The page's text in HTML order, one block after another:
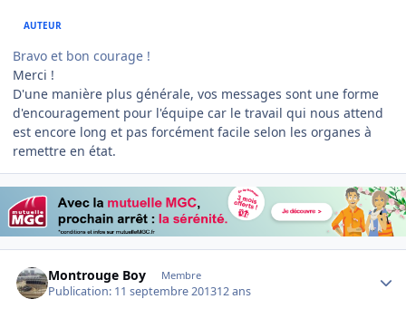
AUTEUR
Bravo et bon courage !
Merci !
D'une manière plus générale, vos messages sont une forme
d'encouragement pour l'équipe car le travail qui nous attend
est encore long et pas forcément facile selon les organes à
remettre en état.
Montrouge Boy Membre
Publication: 11 septembre 201312 ans